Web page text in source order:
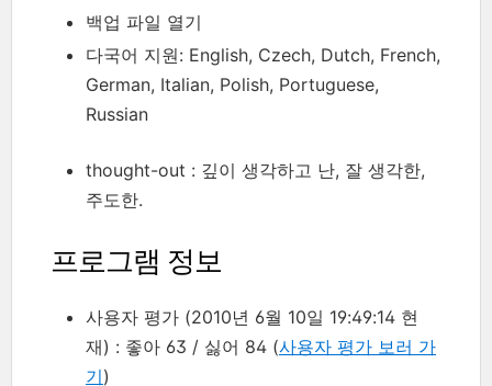
백업 파일 열기
다국어 지원: English, Czech, Dutch, French,
German, Italian, Polish, Portuguese,
Russian
thought-out : 깊이 생각하고 난, 잘 생각한,
주도한.
프로그램 정보
사용자 평가 (2010년 6월 10일 19:49:14 현
재) : 좋아 63 / 싫어 84 (사용자 평가 보러 가
기)